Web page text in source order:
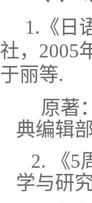
1.《日
社，2005
于丽等.
原著
典编辑
2. 《5
学与研